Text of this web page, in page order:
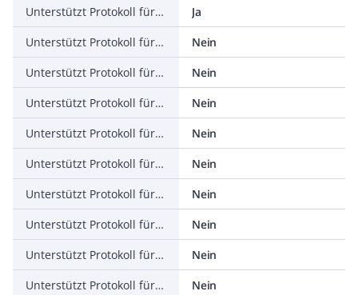
Unterstützt Protokoll für PROFIBUS
Ja
Unterstützt Protokoll für CAN
Nein
Unterstützt Protokoll für INTERBUS
Nein
Unterstützt Protokoll für ASI
Nein
Unterstützt Protokoll für KNX
Nein
Unterstützt Protokoll für Modbus
Nein
Unterstützt Protokoll für Data-Highway
Nein
Unterstützt Protokoll für DeviceNet
Nein
Unterstützt Protokoll für SUCONET
Nein
Unterstützt Protokoll für LON
Nein